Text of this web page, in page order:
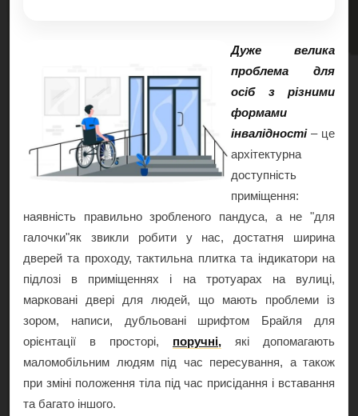
Дуже велика
проблема для
осіб з різними
формами
інвалідності – це
архітектурна
доступність
приміщення:
наявність правильно зробленого пандуса, а не "для
галочки"як звикли робити у нас, достатня ширина
дверей та проходу, тактильна плитка та iндикатори на
підлозі в приміщеннях і на тротуарах на вулиці,
марковані двері для людей, що мають проблеми із
зором, написи, дубльовані шрифтом Брайля для
орієнтації в просторі, поручні, які допомагають
маломобільним людям під час пересування, а також
при зміні положення тіла під час присідання і вставання
та багато іншого.